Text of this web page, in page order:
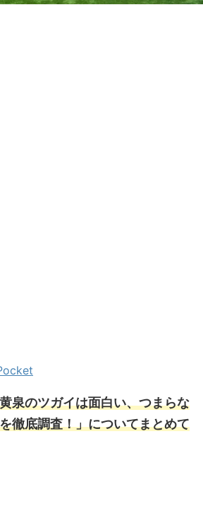
泉のツガイは面白い、つまらな
徹底調査！」についてまとめて